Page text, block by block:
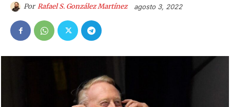
Por Rafael S. González Martínez agosto 3, 2022